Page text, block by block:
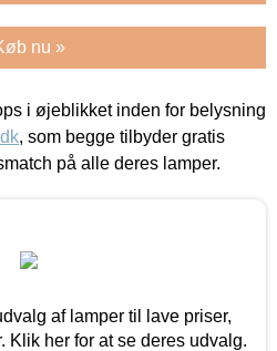
nu »
i øjeblikket inden for belysning
, som begge tilbyder gratis
på alle deres lamper.
af lamper til lave priser,
Klik her for at se deres udvalg.